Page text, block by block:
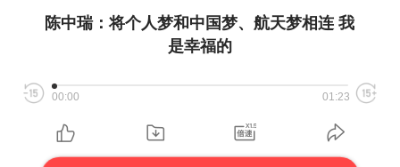
陈中瑞：将个人梦和中国梦、航天梦相连 我
是幸福的
00:00 01:23